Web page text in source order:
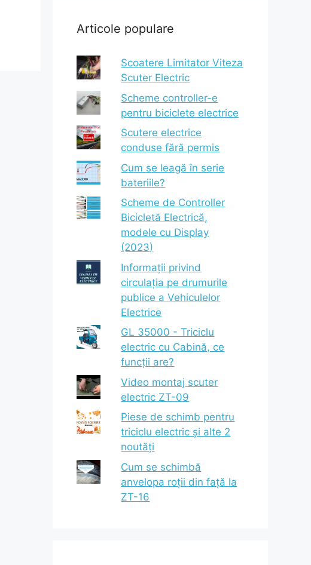
Articole populare
Scoatere Limitator Viteza
Scuter Electric
Scheme controller-e
pentru biciclete electrice
Scutere electrice
conduse fără permis
Cum se leagă în serie
bateriile?
Scheme de Controller
Bicicletă Electrică,
modele cu Display
(2023)
Informații privind
circulația pe drumurile
publice a Vehiculelor
Electrice
GL 35000 - Triciclu
electric cu Cabină, ce
funcții are?
Video montaj scuter
electric ZT-09
Piese de schimb pentru
triciclu electric și alte 2
noutăți
Cum se schimbă
anvelopa roții din față la
ZT-16